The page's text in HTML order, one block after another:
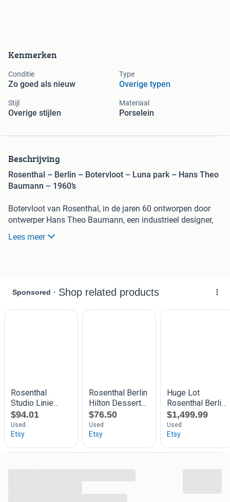
Kenmerken
Conditie
Zo goed als nieuw
Type
Overige typen
Stijl
Overige stijlen
Materiaal
Porselein
Beschrijving
Rosenthal – Berlin – Botervloot – Luna park – Hans Theo
Baumann – 1960’s
Botervloot van Rosenthal, in de jaren 60 ontworpen door
ontwerper Hans Theo Baumann, een industrieel designer,
De botervloot is in een goede staat.
onze andere advertenties of vraag ons voor meer info.
Afmetingen ca
verzonden.
Kijk ook bij onze andere advertenties voor meer
bijzondere objecten of kijk op onze website aajeedesign.
Uw biedingen graag via “bieden” op Marktplaats. Uw bod is
Lees meer